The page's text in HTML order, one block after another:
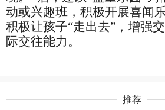
动或兴趣班，积极开展喜闻
积极让孩子“走出去”，增强
际交往能力。
推荐